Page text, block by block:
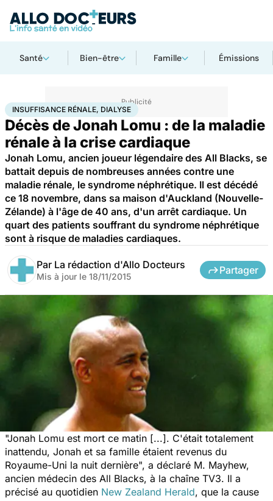
Santé Bien-être Famille Émissions
AccueilBien-être Sport santéInsuffisance rénale, dialyse
INSUFFISANCE RÉNALE, DIALYSE
Décès de Jonah Lomu : de la maladie
rénale à la crise cardiaque
Jonah Lomu, ancien joueur légendaire des All Blacks, se
battait depuis de nombreuses années contre une
maladie rénale, le syndrome néphrétique. Il est décédé
ce 18 novembre, dans sa maison d'Auckland (Nouvelle-
Zélande) à l'âge de 40 ans, d'un arrêt cardiaque. Un
quart des patients souffrant du syndrome néphrétique
sont à risque de maladies cardiaques.
Par La rédaction d'Allo Docteurs
Mis à jour le 18/11/2015
Partager
"Jonah Lomu est mort ce matin [...]. C'était totalement
inattendu, Jonah et sa famille étaient revenus du
Royaume-Uni la nuit dernière", a déclaré M. Mayhew,
ancien médecin des All Blacks, à la chaîne TV3. Il a
précisé au quotidien New Zealand Herald, que la cause